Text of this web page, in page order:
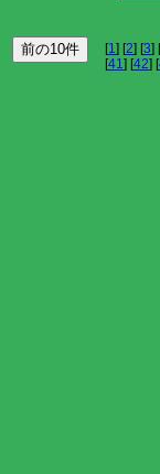
[1] [2] [3] [
[41] [42] [